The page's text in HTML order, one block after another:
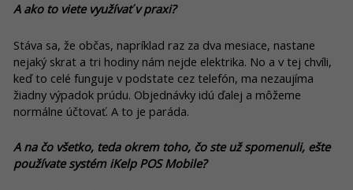
A ako to viete využívať v praxi?
Stáva sa, že občas, napríklad raz za dva mesiace, nastane
nejaký skrat a tri hodiny nám nejde elektrika. No a v tej chvíli,
keď to celé funguje v podstate cez telefón, ma nezaujíma
žiadny výpadok prúdu. Objednávky idú ďalej a môžeme
normálne účtovať. A to je paráda.
A na čo všetko, teda okrem toho, čo ste už spomenuli, ešte
používate systém iKelp POS Mobile?